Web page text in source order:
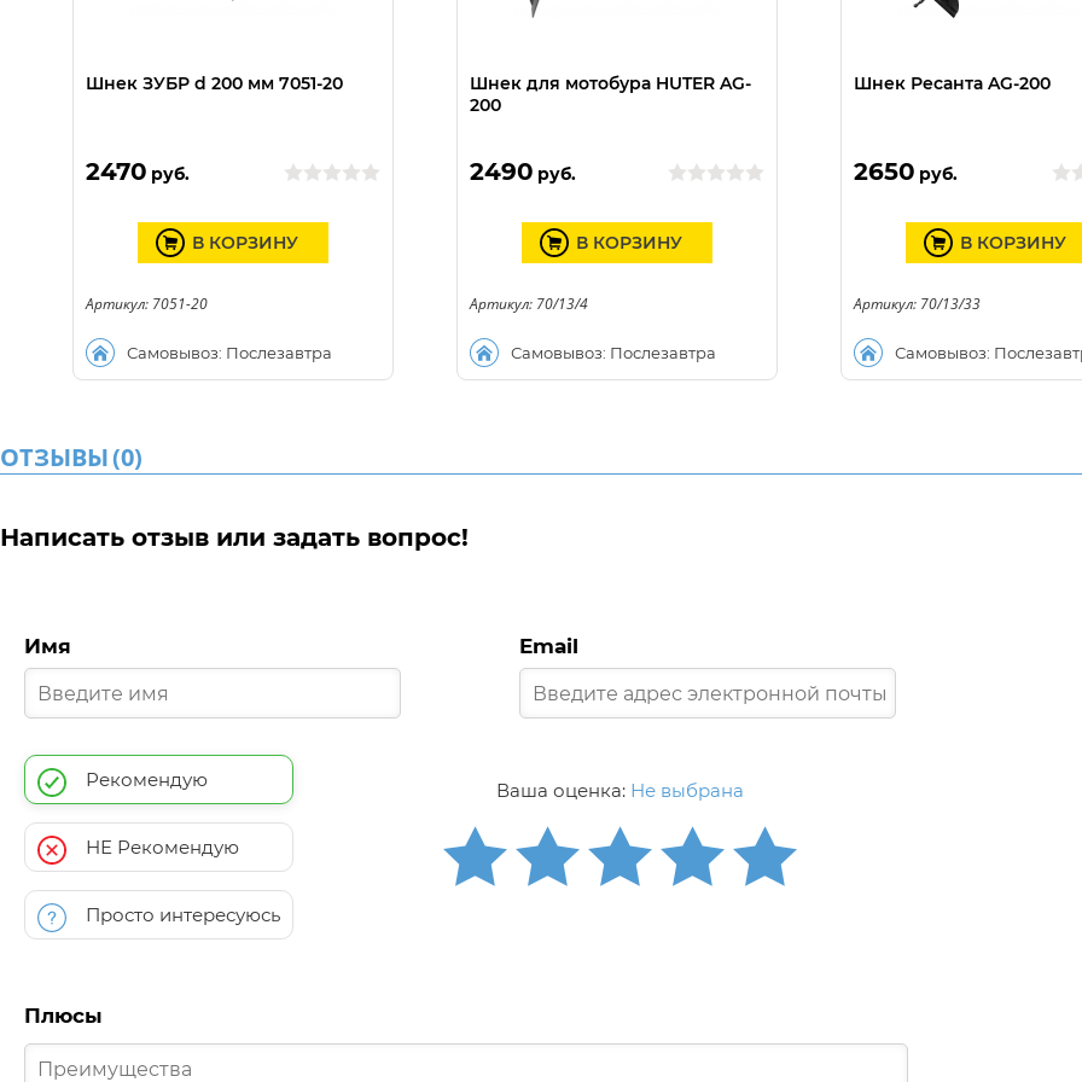
Шнек ЗУБР d 200 мм 7051-20
2470 руб.
Самовывоз: Послезавтра
В КОРЗИНУ
Артикул: 7051-20
Шнек для мотобура HUTER AG-
200
2490 руб.
Самовывоз: Послезавтра
В КОРЗИНУ
Артикул: 70/13/4
Шнек Ресанта AG-200
2650 руб.
Самовывоз:
В КОРЗИНУ
Артикул: 70/13/33
ОТЗЫВЫ(0)
Написать отзыв или задать вопрос!
Имя Email
Рекомендую
НЕ Рекомендую
Просто интересуюсь
Ваша оценка: Не выбрана
Плюсы